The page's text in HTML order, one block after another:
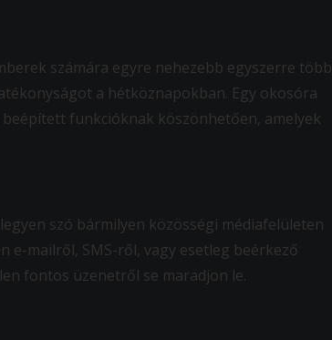
számára egyre nehezebb egyszerre több
a hétköznapokban. Egy okosóra
funkcióknak köszönhetően, amelyek
szó bármilyen közösségi médiafelületen
e-mailről, SMS-ről, vagy esetleg beérkező
fontos üzenetről se maradjon le.